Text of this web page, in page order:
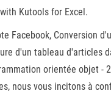
Kutools for Excel.
Facebook, Conversion
d'un tableau d'articles
orientée objet -
nous vous incitons à